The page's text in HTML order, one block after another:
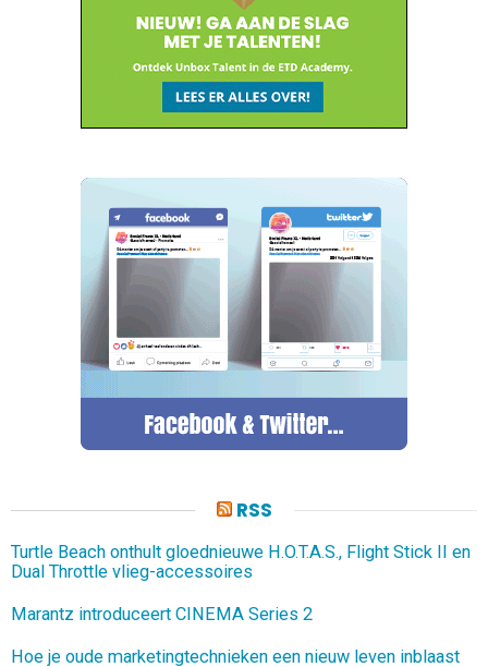
RSS
Turtle Beach onthult gloednieuwe H.O.T.A.S., Flight Stick II en
Dual Throttle vlieg-accessoires
Marantz introduceert CINEMA Series 2
Hoe je oude marketingtechnieken een nieuw leven inblaast